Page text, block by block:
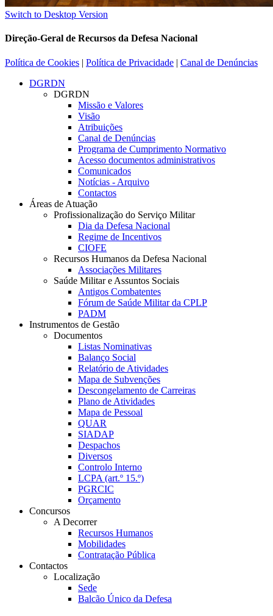
Switch to Desktop Version
Direção-Geral de Recursos da Defesa Nacional
Política de Cookies | Política de Privacidade | Canal de Denúncias
DGRDN
DGRDN
Missão e Valores
Visão
Atribuições
Canal de Denúncias
Programa de Cumprimento Normativo
Acesso documentos administrativos
Comunicados
Notícias - Arquivo
Contactos
Áreas de Atuação
Profissionalização do Serviço Militar
Dia da Defesa Nacional
Regime de Incentivos
CIOFE
Recursos Humanos da Defesa Nacional
Associações Militares
Saúde Militar e Assuntos Sociais
Antigos Combatentes
Fórum de Saúde Militar da CPLP
PADM
Instrumentos de Gestão
Documentos
Listas Nominativas
Balanço Social
Relatório de Atividades
Mapa de Subvenções
Descongelamento de Carreiras
Plano de Atividades
Mapa de Pessoal
QUAR
SIADAP
Despachos
Diversos
Controlo Interno
LCPA (art.º 15.º)
PGRCIC
Orçamento
Concursos
A Decorrer
Recursos Humanos
Mobilidades
Contratação Pública
Contactos
Localização
Sede
Balcão Único da Defesa